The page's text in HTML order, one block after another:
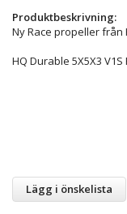
Produktbeskrivning:
Ny Race propeller från
HQ Durable 5X5X3
Lägg i önskelista